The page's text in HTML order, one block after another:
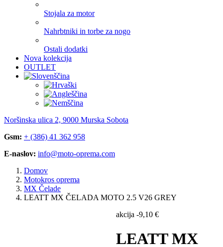
Stojala za motor
Nahrbtniki in torbe za nogo
Ostali dodatki
Nova kolekcija
OUTLET
Noršinska ulica 2, 9000 Murska Sobota
Gsm: + (386) 41 362 958
E-naslov: info@moto-oprema.com
Domov
Motokros oprema
MX Čelade
LEATT MX ČELADA MOTO 2.5 V26 GREY
akcija -9,10 €
LEATT MX